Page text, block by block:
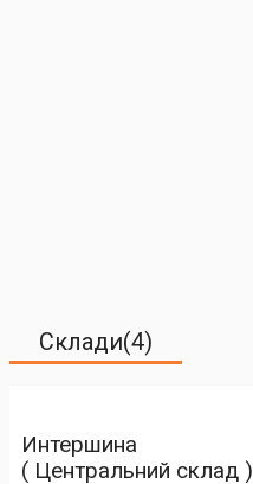
Склади(4)
Интершина
( Центральний склад )